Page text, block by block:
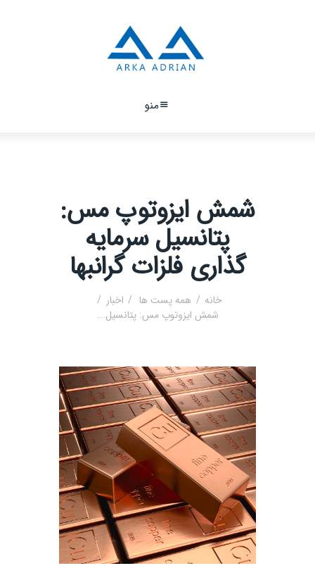
منو
شمش ایزوتوپ مس:
پتانسیل سرمایه
گذاری فلزات گرانبها
خانه همه پست ها
اخبار
شمش ایزوتوپ مس: پتانسیل...